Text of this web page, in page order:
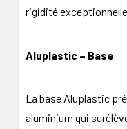
rigidité
Aluplastic – Base
La base Aluplastic
aluminium qui